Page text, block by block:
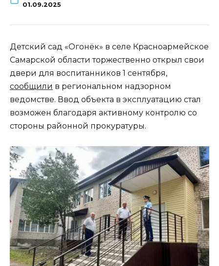
01.09.2025
Детский сад «Огонёк» в селе Красноармейское
Самарской области торжественно открыл свои
двери для воспитанников 1 сентября,
сообщили в региональном надзорном
ведомстве. Ввод объекта в эксплуатацию стал
возможен благодаря активному контролю со
стороны районной прокуратуры.